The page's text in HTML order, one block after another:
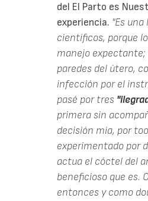
del El Parto es
experiencia. "Es
científicos, porque
manejo expectante;
paredes del útero,
infección por el
pasé por tres
primera sin
decisión mía, por
experimentado por
actua el cóctel del
beneficioso que es.
entonces y como